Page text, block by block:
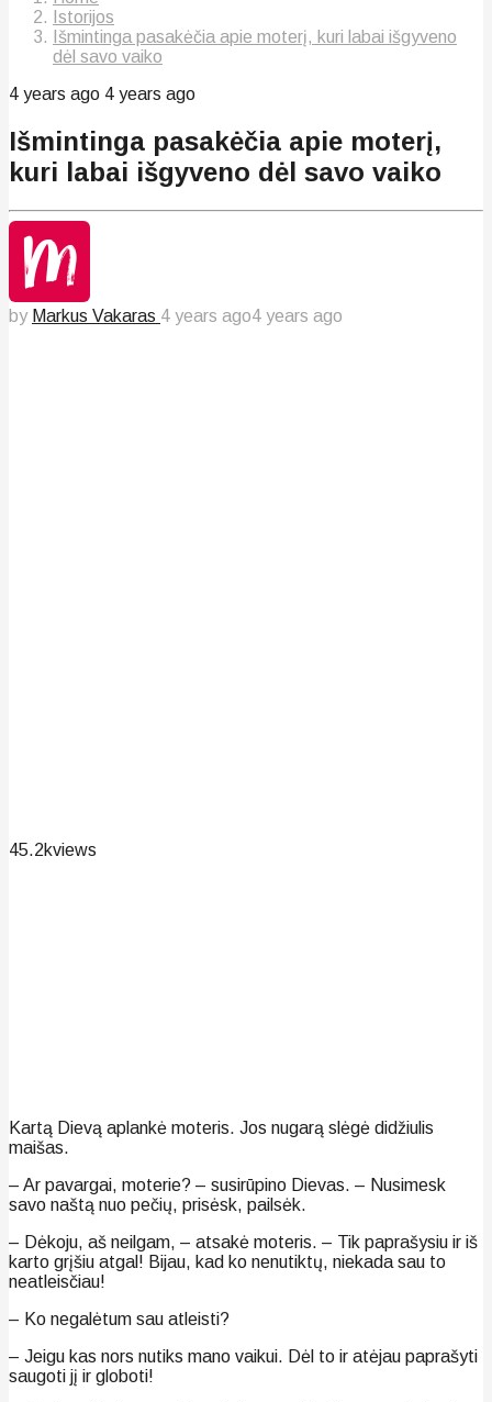
Istorijos
Išmintinga pasakėčia apie moterį, kuri labai išgyveno
dėl savo vaiko
4 years ago 4 years ago
Išmintinga pasakėčia apie moterį,
kuri labai išgyveno dėl savo vaiko
by Markus Vakaras 4 years ago4 years ago
45.2kviews
Kartą Dievą aplankė moteris. Jos nugarą slėgė didžiulis
maišas.
– Ar pavargai, moterie? – susirūpino Dievas. – Nusimesk
savo naštą nuo pečių, prisėsk, pailsėk.
– Dėkoju, aš neilgam, – atsakė moteris. – Tik paprašysiu ir iš
karto grįšiu atgal! Bijau, kad ko nenutiktų, niekada sau to
neatleisčiau!
– Ko negalėtum sau atleisti?
– Jeigu kas nors nutiks mano vaikui. Dėl to ir atėjau paprašyti
saugoti jį ir globoti!